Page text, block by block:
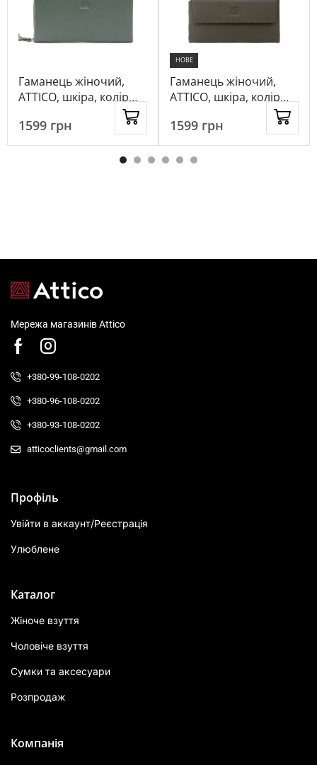
Гаманець жіночий,
ATTICO, шкіра, колір
1599 грн
НОВЕ
Гаманець жіночий,
ATTICO, шкіра, колір
салатовий, 1023387
1599 грн
Мережа магазинів Attico
+380-99-108-0202
+380-96-108-0202
+380-93-108-0202
atticoclients@gmail.com
Профіль
Увійти в аккаунт/Реєстрація
Улюблене
Каталог
Жіноче взуття
Чоловіче взуття
Сумки та аксесуари
Розпродаж
Компанія